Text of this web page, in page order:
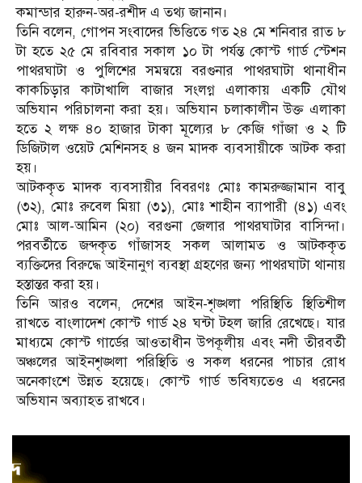
কমান্ডার হারুন-অর-রশীদ এ তথ্য জানান।
তিনি বলেন, গোপন সংবাদের ভিত্তিতে গত ২৪ মে শনিবার রাত ৮
টা হতে ২৫ মে রবিবার সকাল ১০ টা পর্যন্ত কোস্ট গার্ড স্টেশন
পাথরঘাটা ও পুলিশের সমন্বয়ে বরগুনার পাথরঘাটা থানাধীন
কাকচিড়ার কাটাখালি বাজার সংলগ্ন এলাকায় একটি যৌথ
অভিযান পরিচালনা করা হয়। অভিযান চলাকালীন উক্ত এলাকা
হতে ২ লক্ষ ৪০ হাজার টাকা মূল্যের ৮ কেজি গাঁজা ও ২ টি
ডিজিটাল ওয়েট মেশিনসহ ৪ জন মাদক ব্যবসায়ীকে আটক করা
হয়।
আটককৃত মাদক ব্যবসায়ীর বিবরণঃ মোঃ কামরুজ্জামান বাবু
(৩২), মোঃ রুবেল মিয়া (৩১), মোঃ শাহীন ব্যাপারী (৪১) এবং
মোঃ আল-আমিন (২০) বরগুনা জেলার পাথরঘাটার বাসিন্দা।
পরবর্তীতে জব্দকৃত গাঁজাসহ সকল আলামত ও আটককৃত
ব্যক্তিদের বিরুদ্ধে আইনানুগ ব্যবস্থা গ্রহণের জন্য পাথরঘাটা থানায়
হস্তান্তর করা হয়।
তিনি আরও বলেন, দেশের আইন-শৃঙ্খলা পরিস্থিতি স্থিতিশীল
রাখতে বাংলাদেশ কোস্ট গার্ড ২৪ ঘন্টা টহল জারি রেখেছে। যার
মাধ্যমে কোস্ট গার্ডের আওতাধীন উপকূলীয় এবং নদী তীরবর্তী
অঞ্চলের আইনশৃঙ্খলা পরিস্থিতি ও সকল ধরনের পাচার রোধ
অনেকাংশে উন্নত হয়েছে। কোস্ট গার্ড ভবিষ্যতেও এ ধরনের
অভিযান অব্যাহত রাখবে।